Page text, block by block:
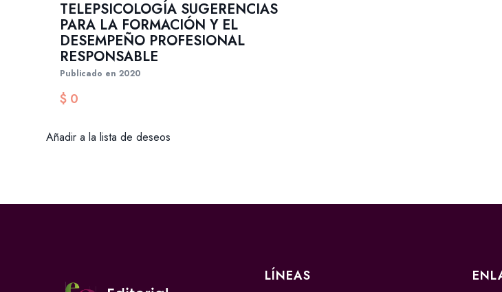
TELEPSICOLOGÍA SUGERENCIAS
PARA LA FORMACIÓN Y EL
DESEMPEÑO PROFESIONAL
RESPONSABLE
Publicado en 2020
$ 0
Añadir a la lista de deseos
LÍNEAS